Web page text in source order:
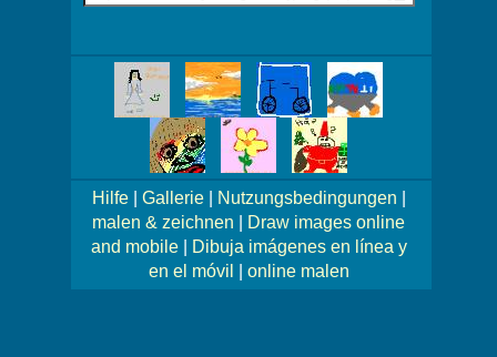
auf's
Bilder!
Hilfe| Gallerie| Nutzungsbedingungen
malen & zeichnen
Draw images online
and mobile|
Dibuja imágenes en línea y
en el móvil
online malen